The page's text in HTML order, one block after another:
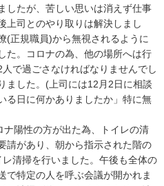
したが、苦しい思いは消えず仕事
上司とのやり取りは解決しまし
(正規職員)から無視されるように
た。コロナの為、他の場所へは行
で過ごさなければなりませんでし
ました。(上司には12月2日に相談
る日に何かありましたか」特に無
陽性の方が出た為、トイレの清
請があり、朝から指示された階の
清掃を行いました。午後も全体の
で特定の人を呼ぶ会議が開かれま